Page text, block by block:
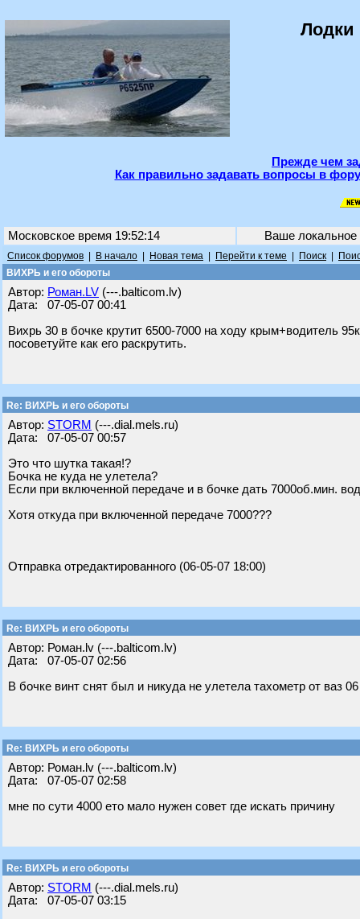
Лодки
Прежде чем
Как правильно задавать вопросы в
Московское время 19:52:14 Ваше
Список форумов В начало Новая тема Перейти к теме Поиск
ВИХРЬ и его обороты
Автор: Роман.LV (---.balticom.lv)
Дата: 07-05-07 00:41
Вихрь 30 в бочке крутит 6500-7000 на ходу крым+водитель
посоветуйте как его раскрутить.
Re: ВИХРЬ и его обороты
Автор: STORM (---.dial.mels.ru)
Дата: 07-05-07 00:57
Это что шутка такая!?
Бочка не куда не улетела?
Если при включенной передаче и в бочке дать 7000об.мин.
Хотя откуда при включенной передаче 7000???
Отправка отредактированного (06-05-07 18:00)
Re: ВИХРЬ и его обороты
Автор: Роман.lv (---.balticom.lv)
Дата: 07-05-07 02:56
В бочке винт снят был и никуда не улетела тахометр от ваз
Re: ВИХРЬ и его обороты
Автор: Роман.lv (---.balticom.lv)
Дата: 07-05-07 02:58
мне по сути 4000 ето мало нужен совет где искать причину
Re: ВИХРЬ и его обороты
Автор: STORM (---.dial.mels.ru)
Дата: 07-05-07 03:15